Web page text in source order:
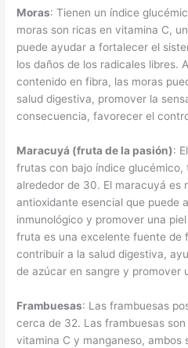
Moras: Tienen un índice
moras son ricas en vitamina C,
puede ayudar a fortalecer el
los daños de los radicales libres.
contenido en fibra, las moras
salud digestiva, promover la
consecuencia, favorecer el
Maracuyá (fruta de la pasión):
frutas con bajo índice glucémico,
alrededor de 30. El maracuyá es
antioxidante esencial que puede
inmunológico y promover una
fruta es una excelente fuente de
contribuir a la salud digestiva,
de azúcar en sangre y promover
Frambuesas: Las frambuesas
cerca de 32. Las frambuesas
vitamina C y manganeso, ambos